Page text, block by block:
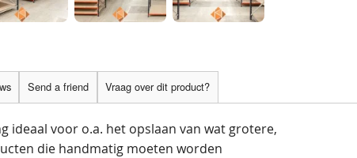
Send a friend Vraag over dit product?
ideaal voor o.a. het opslaan van wat grotere,
die handmatig moeten worden